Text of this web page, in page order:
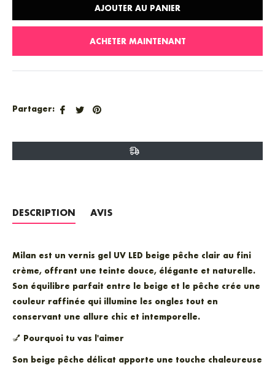
AJOUTER AU PANIER
ACHETER MAINTENANT
Partager:
PartagerTweeter
Épingler
DESCRIPTION AVIS
Milan est un vernis gel UV LED beige pêche clair au fini
crème, offrant une teinte douce, élégante et naturelle.
Son équilibre parfait entre le beige et le pêche crée une
couleur raffinée qui illumine les ongles tout en
conservant une allure chic et intemporelle.
💅 Pourquoi tu vas l'aimer
Son beige pêche délicat apporte une touche chaleureuse